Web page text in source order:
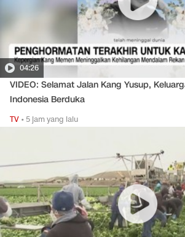
04:26
VIDEO: Selamat Jalan Kang Yusup,
Indonesia Berduka
TV • 5 jam yang lalu